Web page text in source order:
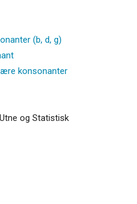
(b, d, g)
konsonanter
og Statistisk